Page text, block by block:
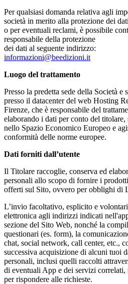
Per qualsiasi domanda relativa agli
società in merito alla protezione dei
o per eventuali reclami, è possibile
responsabile della protezione
dei dati al seguente indirizzo:
informazioni@beedizioni.it
Luogo del trattamento
Presso la predetta sede della Società e
presso il datacenter del web Hosting
Firenze, che è responsabile del
elaborando i dati per conto del titolare,
nello Spazio Economico Europeo e
conformità delle norme europee.
Dati forniti dall’utente
Il Titolare raccoglie, conserva ed
personali allo scopo di fornire i
offerti sul Sito, ovvero per obblighi di
L’invio facoltativo, esplicito e
elettronica agli indirizzi indicati
sezione del Sito Web, nonché la
questionari (es. form), la
chat, social network, call center, etc.,
successiva acquisizione di alcuni tuoi
personali, inclusi quelli raccolti
di eventuali App e dei servizi correlati,
per rispondere alle richieste.